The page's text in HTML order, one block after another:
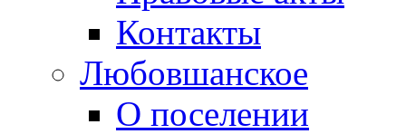
Контакты
Любовшанское
О поселении